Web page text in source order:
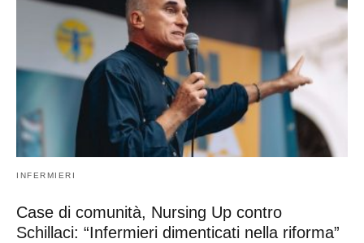
INFERMIERI
Case di comunità, Nursing Up contro
Schillaci: “Infermieri dimenticati nella riforma”